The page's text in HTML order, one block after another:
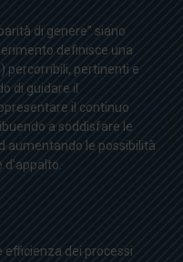
di genere” siano
definisce una
percorribili, pertinenti e
di guidare il
il continuo
a soddisfare le
aumentando le possibilità
d'appalto.
efficienza dei processi